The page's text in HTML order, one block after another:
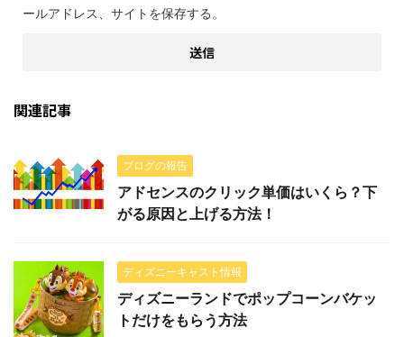
ールアドレス、サイトを保存する。
関連記事
ブログの報告
アドセンスのクリック単価はいくら？下
がる原因と上げる方法！
ディズニーキャスト情報
ディズニーランドでポップコーンバケッ
トだけをもらう方法